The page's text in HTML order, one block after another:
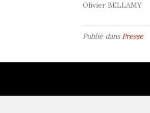
Olivier BELLAMY
Publié dans Presse